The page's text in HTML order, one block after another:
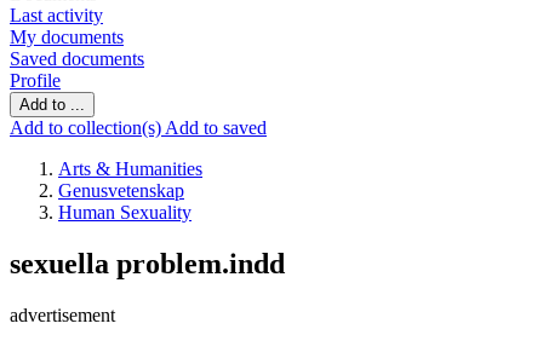
Last activity
My documents
Saved documents
Profile
Add to ...
Add to collection(s) Add to saved
Arts & Humanities
Genusvetenskap
Human Sexuality
sexuella problem.indd
advertisement